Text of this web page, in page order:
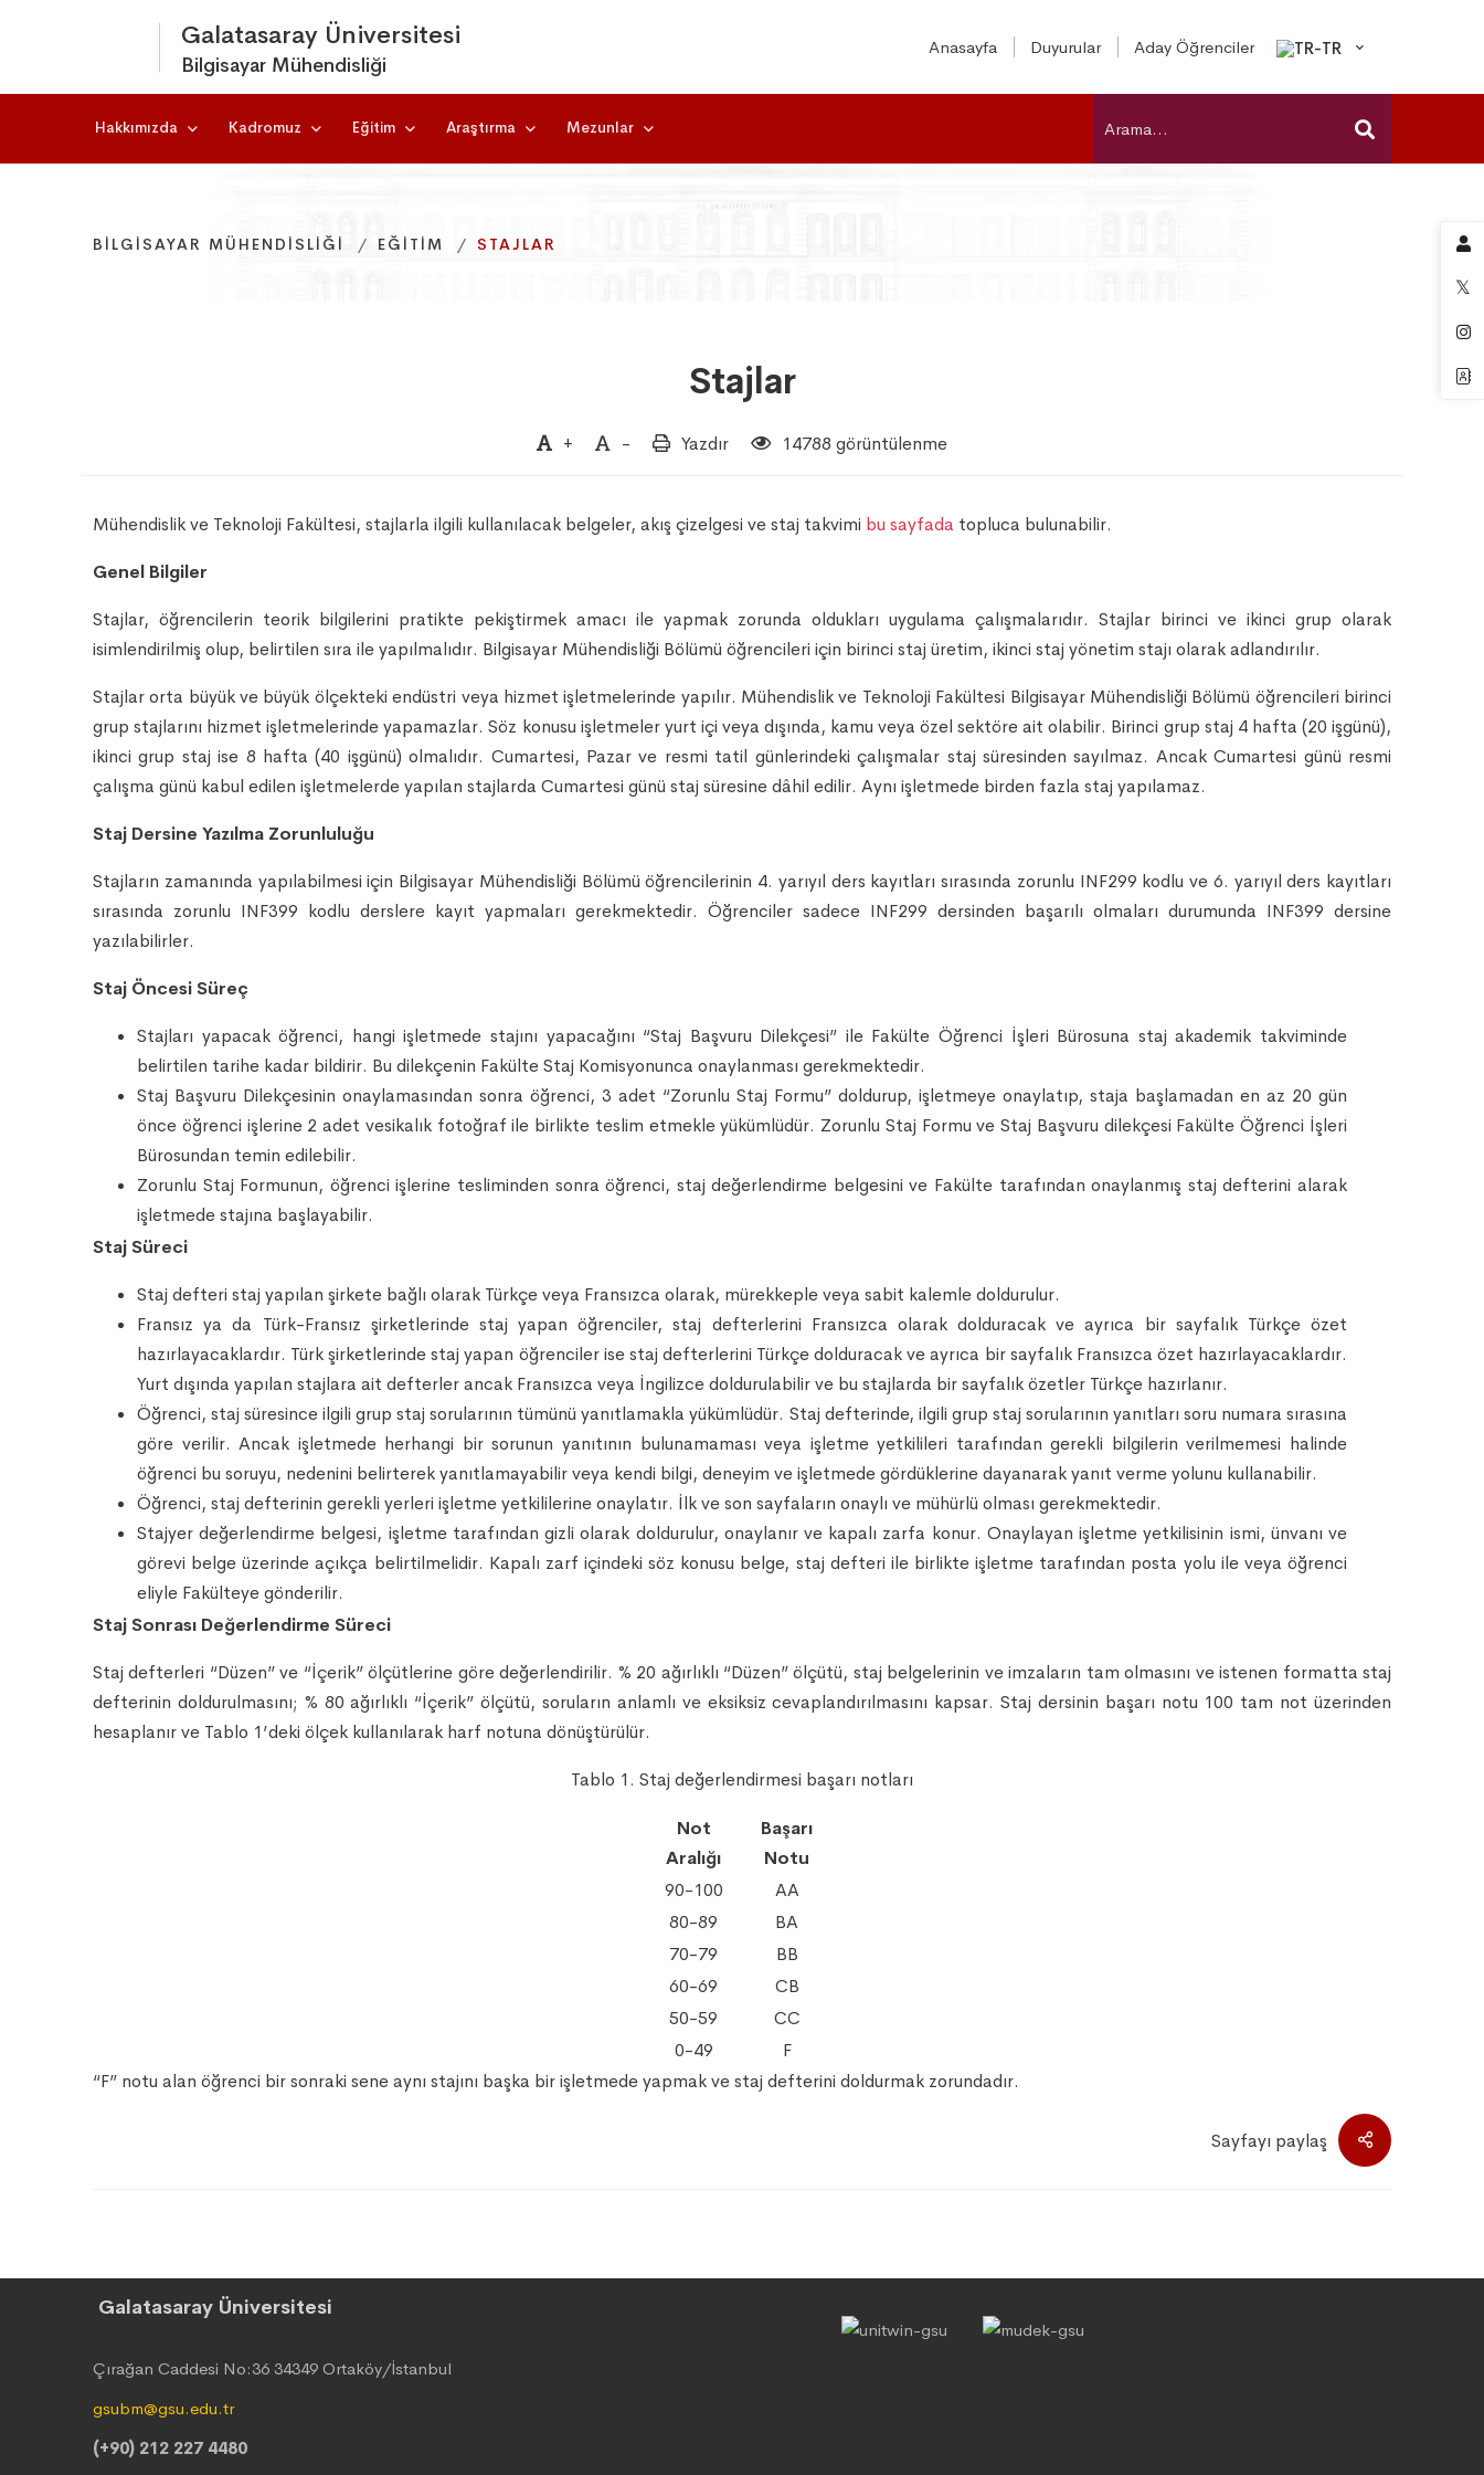
Galatasaray Üniversitesi
Bilgisayar Mühendisliği
Anasayfa Duyurular Aday Öğrenciler
Hakkımızda Kadromuz Eğitim Araştırma Mezunlar
BILGISAYAR MÜHENDISLIĞI EĞITIM STAJLAR
BILGISAYAR MÜHENDISLIĞI EĞITIM STAJLAR
BILGISAYAR MÜHENDISLIĞI EĞITIM STAJLAR
Stajlar
+ - Yazdır 14788 görüntülenme
Mühendislik ve Teknoloji Fakültesi, stajlarla ilgili kullanılacak belgeler, akış çizelgesi ve staj takvimi bu sayfada topluca bulunabilir.
Genel Bilgiler
Stajlar, öğrencilerin teorik bilgilerini pratikte pekiştirmek amacı ile yapmak zorunda oldukları uygulama çalışmalarıdır. Stajlar birinci ve ikinci grup olarak
isimlendirilmiş olup, belirtilen sıra ile yapılmalıdır. Bilgisayar Mühendisliği Bölümü öğrencileri için birinci staj üretim, ikinci staj yönetim stajı olarak adlandırılır.
Stajlar orta büyük ve büyük ölçekteki endüstri veya hizmet işletmelerinde yapılır. Mühendislik ve Teknoloji Fakültesi Bilgisayar Mühendisliği Bölümü öğrencileri birinci
grup stajlarını hizmet işletmelerinde yapamazlar. Söz konusu işletmeler yurt içi veya dışında, kamu veya özel sektöre ait olabilir. Birinci grup staj 4 hafta (20 işgünü),
ikinci grup staj ise 8 hafta (40 işgünü) olmalıdır. Cumartesi, Pazar ve resmi tatil günlerindeki çalışmalar staj süresinden sayılmaz. Ancak Cumartesi günü resmi
çalışma günü kabul edilen işletmelerde yapılan stajlarda Cumartesi günü staj süresine dâhil edilir. Aynı işletmede birden fazla staj yapılamaz.
Staj Dersine Yazılma Zorunluluğu
Stajların zamanında yapılabilmesi için Bilgisayar Mühendisliği Bölümü öğrencilerinin 4. yarıyıl ders kayıtları sırasında zorunlu INF299 kodlu ve 6. yarıyıl ders kayıtları
sırasında zorunlu INF399 kodlu derslere kayıt yapmaları gerekmektedir. Öğrenciler sadece INF299 dersinden başarılı olmaları durumunda INF399 dersine
yazılabilirler.
Staj Öncesi Süreç
Stajları yapacak öğrenci, hangi işletmede stajını yapacağını “Staj Başvuru Dilekçesi” ile Fakülte Öğrenci İşleri Bürosuna staj akademik takviminde
belirtilen tarihe kadar bildirir. Bu dilekçenin Fakülte Staj Komisyonunca onaylanması gerekmektedir.
Staj Başvuru Dilekçesinin onaylamasından sonra öğrenci, 3 adet “Zorunlu Staj Formu” doldurup, işletmeye onaylatıp, staja başlamadan en az 20 gün
önce öğrenci işlerine 2 adet vesikalık fotoğraf ile birlikte teslim etmekle yükümlüdür. Zorunlu Staj Formu ve Staj Başvuru dilekçesi Fakülte Öğrenci İşleri
Bürosundan temin edilebilir.
Zorunlu Staj Formunun, öğrenci işlerine tesliminden sonra öğrenci, staj değerlendirme belgesini ve Fakülte tarafından onaylanmış staj defterini alarak
işletmede stajına başlayabilir.
Staj Süreci
Staj defteri staj yapılan şirkete bağlı olarak Türkçe veya Fransızca olarak, mürekkeple veya sabit kalemle doldurulur.
Fransız ya da Türk-Fransız şirketlerinde staj yapan öğrenciler, staj defterlerini Fransızca olarak dolduracak ve ayrıca bir sayfalık Türkçe özet
hazırlayacaklardır. Türk şirketlerinde staj yapan öğrenciler ise staj defterlerini Türkçe dolduracak ve ayrıca bir sayfalık Fransızca özet hazırlayacaklardır.
Yurt dışında yapılan stajlara ait defterler ancak Fransızca veya İngilizce doldurulabilir ve bu stajlarda bir sayfalık özetler Türkçe hazırlanır.
Öğrenci, staj süresince ilgili grup staj sorularının tümünü yanıtlamakla yükümlüdür. Staj defterinde, ilgili grup staj sorularının yanıtları soru numara sırasına
göre verilir. Ancak işletmede herhangi bir sorunun yanıtının bulunamaması veya işletme yetkilileri tarafından gerekli bilgilerin verilmemesi halinde
öğrenci bu soruyu, nedenini belirterek yanıtlamayabilir veya kendi bilgi, deneyim ve işletmede gördüklerine dayanarak yanıt verme yolunu kullanabilir.
Öğrenci, staj defterinin gerekli yerleri işletme yetkililerine onaylatır. İlk ve son sayfaların onaylı ve mühürlü olması gerekmektedir.
Stajyer değerlendirme belgesi, işletme tarafından gizli olarak doldurulur, onaylanır ve kapalı zarfa konur. Onaylayan işletme yetkilisinin ismi, ünvanı ve
görevi belge üzerinde açıkça belirtilmelidir. Kapalı zarf içindeki söz konusu belge, staj defteri ile birlikte işletme tarafından posta yolu ile veya öğrenci
eliyle Fakülteye gönderilir.
Staj Sonrası Değerlendirme Süreci
Staj defterleri “Düzen” ve “İçerik” ölçütlerine göre değerlendirilir. % 20 ağırlıklı “Düzen” ölçütü, staj belgelerinin ve imzaların tam olmasını ve istenen formatta staj
defterinin doldurulmasını; % 80 ağırlıklı “İçerik” ölçütü, soruların anlamlı ve eksiksiz cevaplandırılmasını kapsar. Staj dersinin başarı notu 100 tam not üzerinden
hesaplanır ve Tablo 1’deki ölçek kullanılarak harf notuna dönüştürülür.
Tablo 1. Staj değerlendirmesi başarı notları
Not
Aralığı
Başarı
Notu
90-100
AA
80-89
BA
70-79
BB
60-69
CB
50-59
CC
0-49
F
“F” notu alan öğrenci bir sonraki sene aynı stajını başka bir işletmede yapmak ve staj defterini doldurmak zorundadır.
Sayfayı paylaş
Galatasaray Üniversitesi
Çırağan Caddesi No:36 34349 Ortaköy/İstanbul
gsubm@gsu.edu.tr
(+90) 212 227 4480